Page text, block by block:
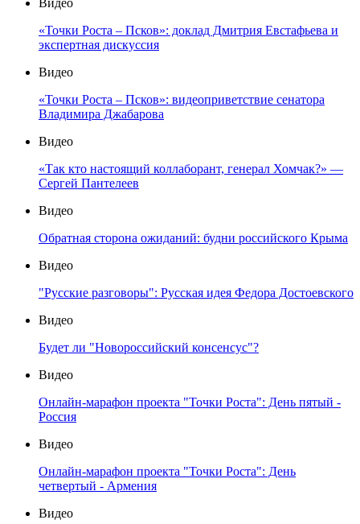
Видео
«Точки Роста – Псков»: доклад Дмитрия Евстафьева и
экспертная дискуссия
Видео
«Точки Роста – Псков»: видеоприветствие сенатора
Владимира Джабарова
Видео
«Так кто настоящий коллаборант, генерал Хомчак?» —
Сергей Пантелеев
Видео
Обратная сторона ожиданий: будни российского Крыма
Видео
"Русские разговоры": Русская идея Федора Достоевского
Видео
Будет ли "Новороссийский консенсус"?
Видео
Онлайн-марафон проекта "Точки Роста": День пятый -
Россия
Видео
Онлайн-марафон проекта "Точки Роста": День
четвертый - Армения
Видео